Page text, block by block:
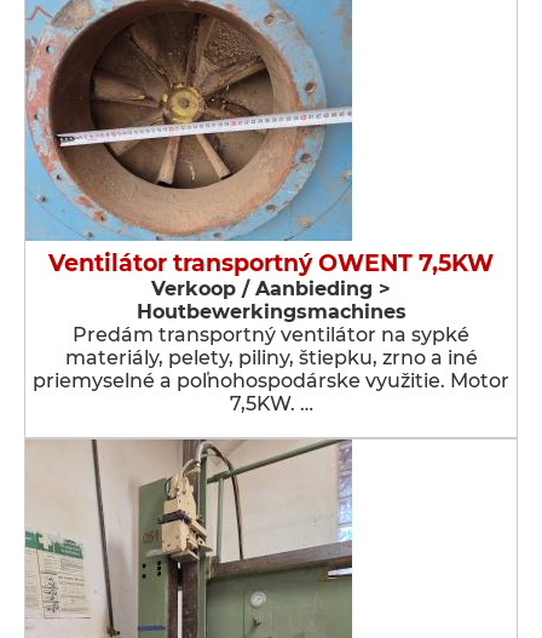
Ventilátor transportný OWENT 7,5KW
Verkoop / Aanbieding >
Houtbewerkingsmachines
Predám transportný ventilátor na sypké
materiály, pelety, piliny, štiepku, zrno a iné
priemyselné a poľnohospodárske využitie. Motor
7,5KW. …